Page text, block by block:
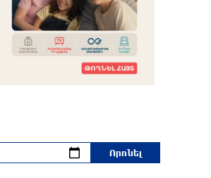
Եղվարդ ճանապարհին
«Alfa Romeo»-ն և «Opel»-ը.
նեղուցով նոր երթուղու
5 ժամ առաջ